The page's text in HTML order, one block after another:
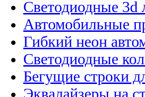
Светодиодные 3d
Автомобильные
Гибкий неон
Светодиодные
Бегущие строки